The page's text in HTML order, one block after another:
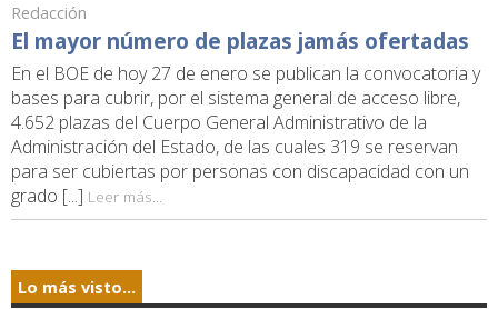
Redacción
El mayor número de plazas jamás ofertadas
En el BOE de hoy 27 de enero se publican la convocatoria y
bases para cubrir, por el sistema general de acceso libre,
4.652 plazas del Cuerpo General Administrativo de la
Administración del Estado, de las cuales 319 se reservan
para ser cubiertas por personas con discapacidad con un
grado [...] Leer más...
Lo más visto...